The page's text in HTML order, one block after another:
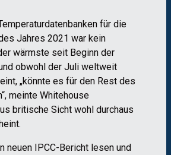
für die
Jahres 2021 war kein
wärmste seit Beginn der
obwohl der Juli weltweit
„könnte es für den Rest des
meinte Whitehouse
britische Sicht wohl durchaus
neuen IPCC-Bericht lesen und